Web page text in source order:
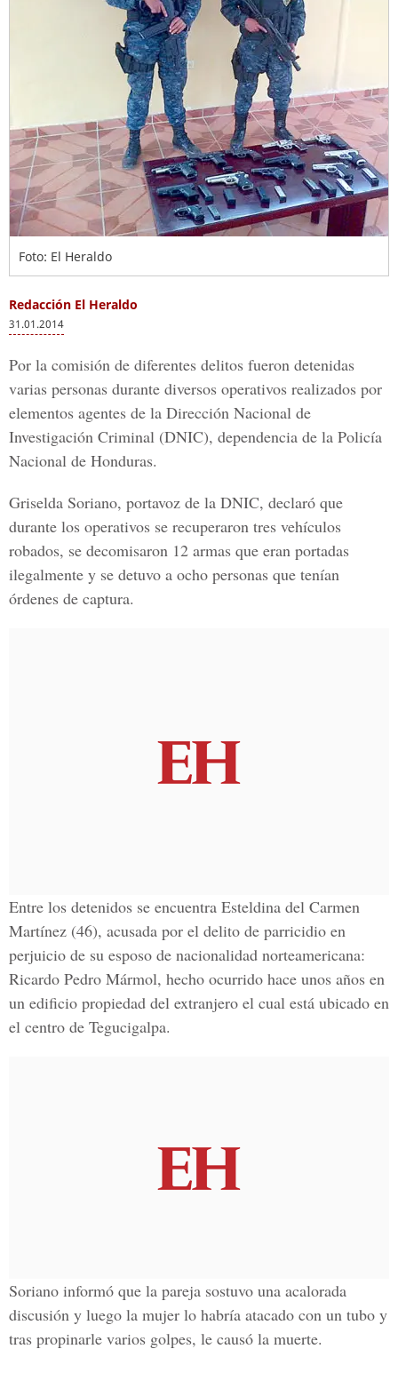
Foto: El Heraldo
Redacción El Heraldo
31.01.2014
Por la comisión de diferentes delitos fueron detenidas
varias personas durante diversos operativos realizados por
elementos agentes de la Dirección Nacional de
Investigación Criminal (DNIC), dependencia de la Policía
Nacional de Honduras.
Griselda Soriano, portavoz de la DNIC, declaró que
durante los operativos se recuperaron tres vehículos
robados, se decomisaron 12 armas que eran portadas
ilegalmente y se detuvo a ocho personas que tenían
órdenes de captura.
Entre los detenidos se encuentra Esteldina del Carmen
Martínez (46), acusada por el delito de parricidio en
perjuicio de su esposo de nacionalidad norteamericana:
Ricardo Pedro Mármol, hecho ocurrido hace unos años en
un edificio propiedad del extranjero el cual está ubicado en
el centro de Tegucigalpa.
Soriano informó que la pareja sostuvo una acalorada
discusión y luego la mujer lo habría atacado con un tubo y
tras propinarle varios golpes, le causó la muerte.